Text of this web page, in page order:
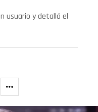
usuario y detalló el